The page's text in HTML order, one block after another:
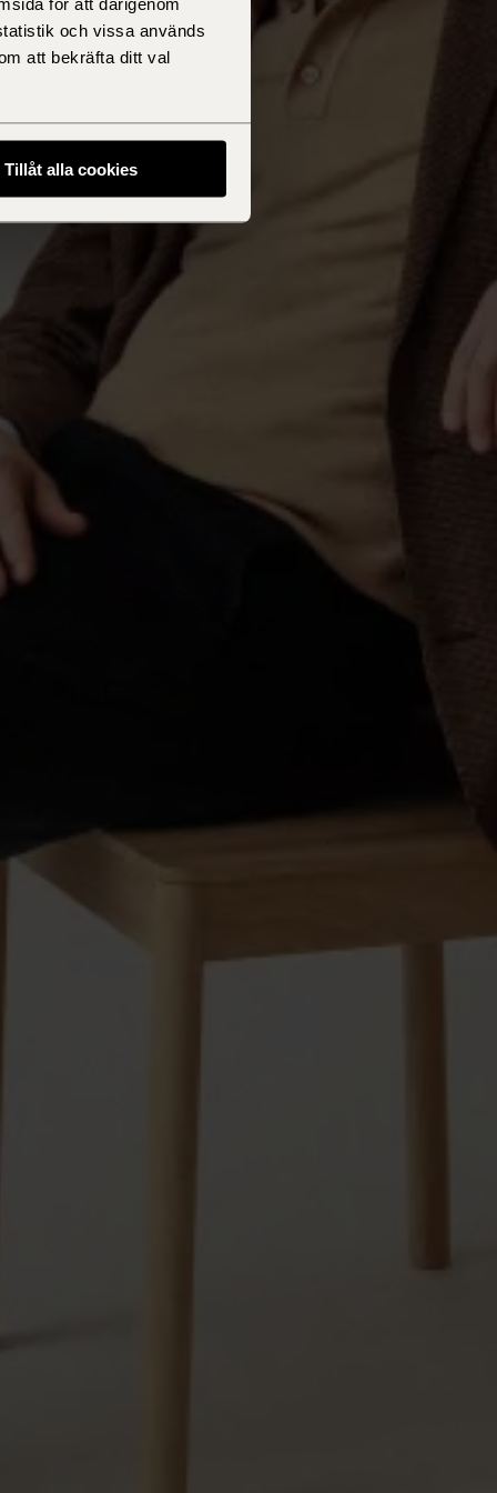
och vissa används
att bekräfta ditt val
Tillåt alla cookies